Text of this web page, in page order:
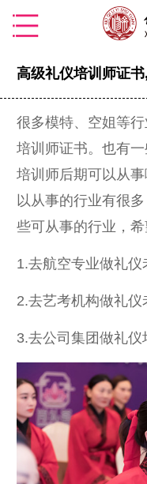
高级礼仪培训师证
很多模特、空姐等
培训师证书。也有
培训师后期可以从
以从事的行业有很
些可从事的行业，希
1.去航空专业做礼仪
2.去艺考机构做礼仪
3.去公司集团做礼仪